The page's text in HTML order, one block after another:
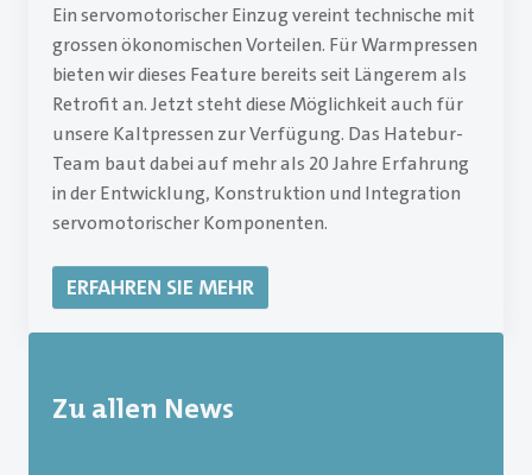
Ein servomotorischer Einzug vereint technische mit
grossen ökonomischen Vorteilen. Für Warmpressen
bieten wir dieses Feature bereits seit Längerem als
Retrofit an. Jetzt steht diese Möglichkeit auch für
unsere Kaltpressen zur Verfügung. Das Hatebur-
Team baut dabei auf mehr als 20 Jahre Erfahrung
in der Entwicklung, Konstruktion und Integration
servomotorischer Komponenten.
ERFAHREN SIE MEHR
Zu allen News